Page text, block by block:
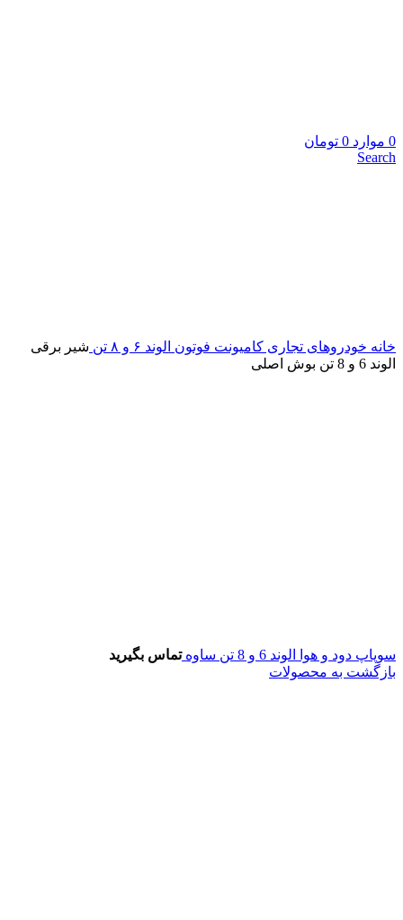
0 موارد 0 تومان
Search
خانه خودروهای تجاری کامیونت فوتون الوند ۶ و ۸ تن
شیر برقی
الوند 6 و 8 تن بوش اصلی
سوپاپ دود و هوا الوند 6 و 8 تن ساوه
تماس بگیرید
بازگشت به محصولات